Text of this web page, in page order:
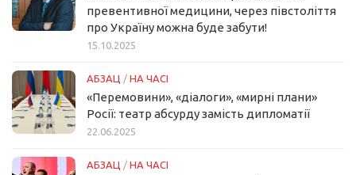
превентивної медицини, через півстоліття
про Україну можна буде забути!
15.10.2025
АБЗАЦ / НА ЧАСІ
«Перемовини», «діалоги», «мирні плани»
Росії: театр абсурду замість дипломатії
22.06.2025
АБЗАЦ / НА ЧАСІ